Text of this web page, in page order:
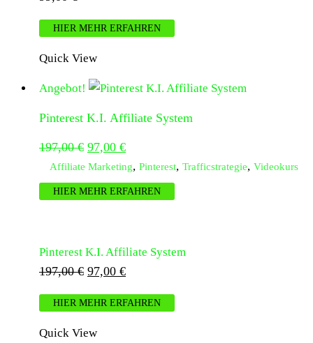
HIER MEHR ERFAHREN
Quick View
Angebot!
Pinterest K.I. Affiliate System
197,00€ Ursprünglicher
Preis
war:
97,00 €Aktueller
Preis
ist:
Affiliate Marketing, Pinterest, Trafficstrategie, Videokurs
HIER MEHR ERFAHREN
Pinterest K.I. Affiliate System
197,00€ Ursprünglicher
war:
197,00 €
97,00 €Aktueller
ist:
HIER MEHR ERFAHREN
Quick View